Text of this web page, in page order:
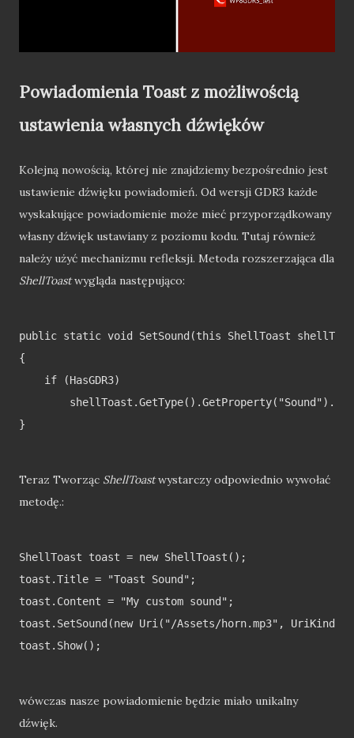
Powiadomienia Toast z możliwością
ustawienia własnych dźwięków
Kolejną nowością, której nie znajdziemy bezpośrednio jest
ustawienie dźwięku powiadomień. Od wersji GDR3 każde
wyskakujące powiadomienie może mieć przyporządkowany
własny dźwięk ustawiany z poziomu kodu. Tutaj również
należy użyć mechanizmu refleksji. Metoda rozszerzająca dla
ShellToastwygląda następująco:
public static void SetSound(this ShellToast
{
    if (HasGDR3)
}
Teraz Tworząc ShellToastwystarczy odpowiednio wywołać
metodę.:
ShellToast toast = new ShellToast();
toast.Title = "Toast Sound";
toast.Content = "My custom sound";
toast.SetSound(new Uri("/Assets/horn.mp3",
toast.Show();
wówczas nasze powiadomienie będzie miało unikalny
dźwięk.